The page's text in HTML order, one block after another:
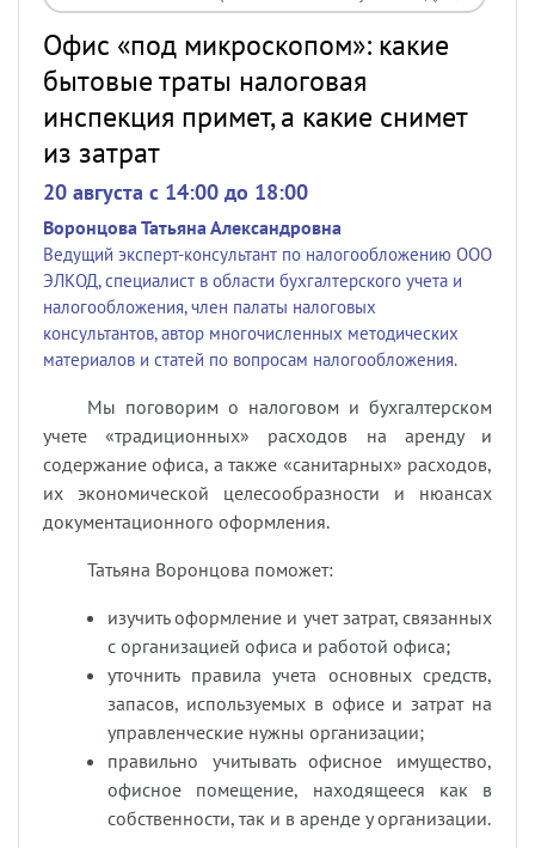
Офис «под микроскопом»: какие
бытовые траты налоговая
инспекция примет, а какие снимет
из затрат
20 августа c 14:00 до 18:00
Воронцова Татьяна Александровна
Ведущий эксперт-консультант по налогообложению ООО
ЭЛКОД, специалист в области бухгалтерского учета и
налогообложения, член палаты налоговых
консультантов, автор многочисленных методических
материалов и статей по вопросам налогообложения.
Мы поговорим о налоговом и бухгалтерском
учете «традиционных» расходов на аренду и
содержание офиса, а также «санитарных» расходов,
их экономической целесообразности и нюансах
документационного оформления.
Татьяна Воронцова поможет:
изучить оформление и учет затрат, связанных
с организацией офиса и работой офиса;
уточнить правила учета основных средств,
запасов, используемых в офисе и затрат на
управленческие нужны организации;
правильно учитывать офисное имущество,
офисное помещение, находящееся как в
собственности, так и в аренде у организации.